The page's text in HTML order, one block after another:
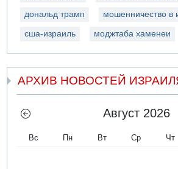
дональд трамп мошенничество в
сша-израиль моджтаба хаменеи
АРХИВ НОВОСТЕЙ
Август 2026
Вс Пн Вт Ср Чт